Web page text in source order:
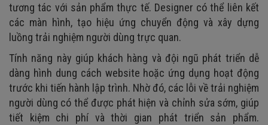
tương tác với sản phẩm thực tế. Designer có thể liên kết
các màn hình, tạo hiệu ứng chuyển động và xây dựng
luồng trải nghiệm người dùng trực quan.
Tính năng này giúp khách hàng và đội ngũ phát triển dễ
dàng hình dung cách website hoặc ứng dụng hoạt động
trước khi tiến hành lập trình. Nhờ đó, các lỗi về trải nghiệm
người dùng có thể được phát hiện và chỉnh sửa sớm, giúp
tiết kiệm chi phí và thời gian phát triển sản phẩm.